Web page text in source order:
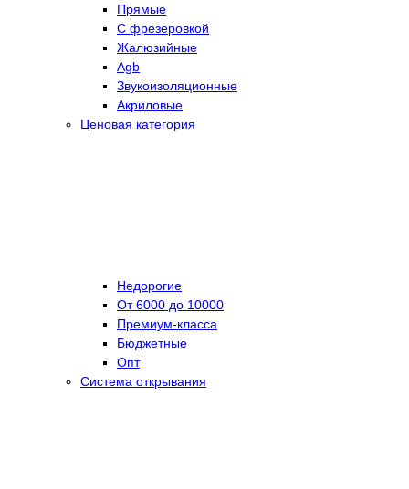
Прямые
С фрезеровкой
Жалюзийные
Agb
Звукоизоляционные
Акриловые
Ценовая категория
Недорогие
От 6000 до 10000
Премиум-класса
Бюджетные
Опт
Система открывания